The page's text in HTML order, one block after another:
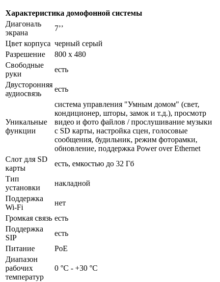
Характеристика домофонной системы
Диагональ
экрана
7’’
Цвет корпуса черный серый
Разрешение
800 х 480
Свободные
руки
есть
Двусторонняя
аудиосвязь
есть
Уникальные
функции
система управления "Умным домом" (свет,
кондиционер, шторы, замок и т.д.), просмотр
видео и фото файлов / прослушивание музыки
с SD карты, настройка сцен, голосовые
сообщения, будильник, режим фоторамки,
обновление, поддержка Power over Ethernet
Слот для SD
карты
есть, емкостью до 32 Гб
Тип
установки
накладной
Поддержка
Wi-Fi
нет
Громкая связь есть
Поддержка
SIP
есть
Питание
PoE
Диапазон
рабочих
температур
0 °С - +30 °C